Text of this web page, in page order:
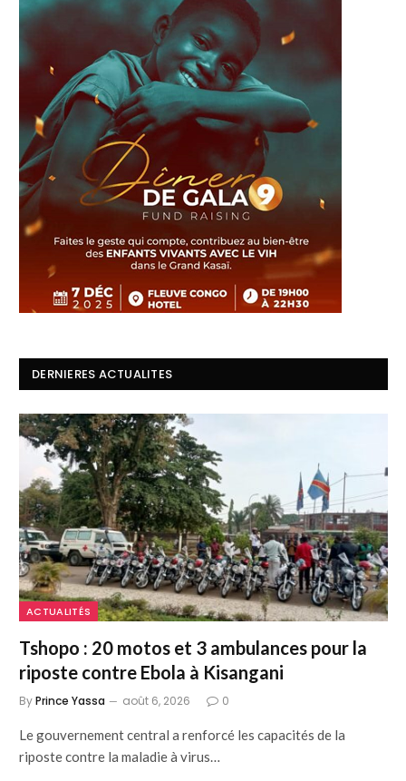
DERNIERES ACTUALITES
ACTUALITÉS
Tshopo : 20 motos et 3 ambulances pour la
riposte contre Ebola à Kisangani
ByPrince Yassa août 6, 2026 0
Le gouvernement central a renforcé les capacités de la
riposte contre la maladie à virus…